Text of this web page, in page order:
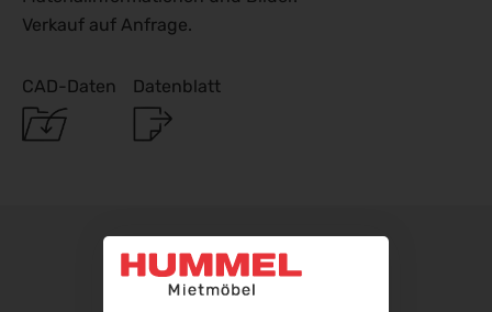
Automechanika 2026
AMB 2026
15.09.2026 - 19.09.2026
expopharm 2026
INTERGEO 2026
15.09.2026 - 17.09.2026
Verkauf auf Anfrage.
CAD-Daten Datenblatt